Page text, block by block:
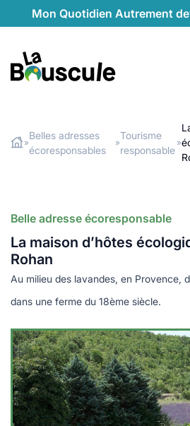
Mon Quotidien Autrement
et durable
au naturel
végétariennes
locales
plus de recyclage
durables
naturel
de recyclage
témoignages
saison
responsables
douce
Rechercher
»
Belles adresses
écoresponsables
»
Tourisme
responsable
»
Belle adresse écoresponsable
La maison d’hôtes
Rohan
Au milieu des lavandes, en Provence,
dans une ferme du 18ème siècle.